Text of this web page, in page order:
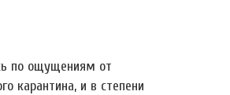
по ощущениям от
карантина, и в степени